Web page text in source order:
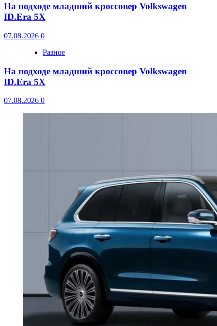
На подходе младший кроссовер Volkswagen
ID.Era 5X
07.08.2026 0
Разное
На подходе младший кроссовер Volkswagen
ID.Era 5X
07.08.2026 0